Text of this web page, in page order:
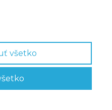
heslo?
všetko